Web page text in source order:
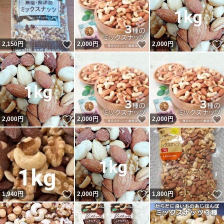
2,150円 いいね！
2,000円 いいね！
2,000円
2,000円 いいね！
2,000円 いいね！
2,000円
1,940円 いいね！
2,000円 いいね！
1,800円